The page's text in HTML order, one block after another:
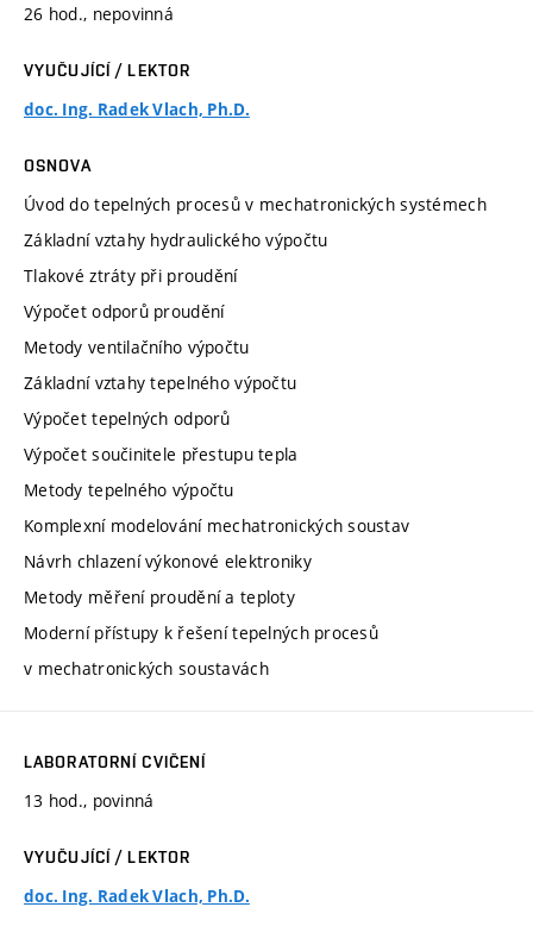
26 hod., nepovinná
VYUČUJÍCÍ / LEKTOR
doc. Ing. Radek Vlach, Ph.D.
OSNOVA
Úvod do tepelných procesů v mechatronických systémech
Základní vztahy hydraulického výpočtu
Tlakové ztráty při proudění
Výpočet odporů proudění
Metody ventilačního výpočtu
Základní vztahy tepelného výpočtu
Výpočet tepelných odporů
Výpočet součinitele přestupu tepla
Metody tepelného výpočtu
Komplexní modelování mechatronických soustav
Návrh chlazení výkonové elektroniky
Metody měření proudění a teploty
Moderní přístupy k řešení tepelných procesů
v mechatronických soustavách
LABORATORNÍ CVIČENÍ
13 hod., povinná
VYUČUJÍCÍ / LEKTOR
doc. Ing. Radek Vlach, Ph.D.